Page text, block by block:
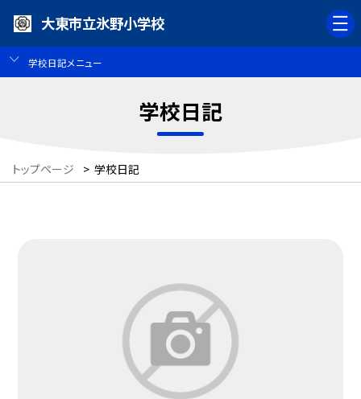
大東市立氷野小学校
学校日記メニュー
学校日記
トップページ > 学校日記